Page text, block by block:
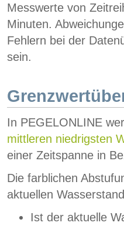
Messwerte von
Minuten.
Fehlern bei der
sein.
In PEGELONLINE
mittleren niedrigsten
einer Zeitspanne in
Die farblichen
aktuellen
Ist der aktuelle